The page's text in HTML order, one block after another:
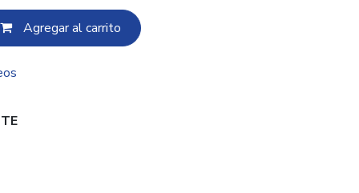
Agregar al c​​arrito